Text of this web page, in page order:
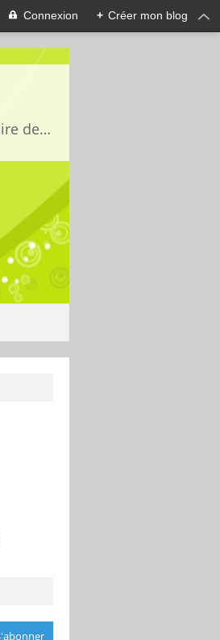
Connexion + Créer mon blog
Je suis maman de deux adorables enfants Lucas 15 ans, Jules 11ans et Louise 22mois, nous adorons faire des activités manuelles, des expériences et de la cuisine que nous vous partageons avec grand plaisir ;)